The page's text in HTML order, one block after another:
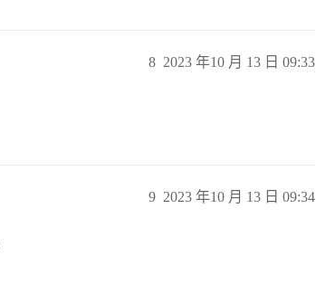
2023 年10 月 13 日 09:33
8
2023 年10 月 13 日 09:34
9